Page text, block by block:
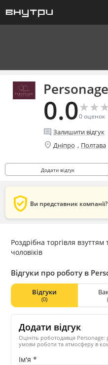
Personage
0.0★
★★
★★
★
0оценок
comment Залишити відгук
location_on Дніпро , Полтава
Додати відгук
verified_user Ви представник компанії?
Роздрібна торгівля
чоловіків
Відгуки про роботу в
Відгуки
(0)
Додати відгук
Оцініть роботодавця
умови роботи та атмосферу в
Ім'я *